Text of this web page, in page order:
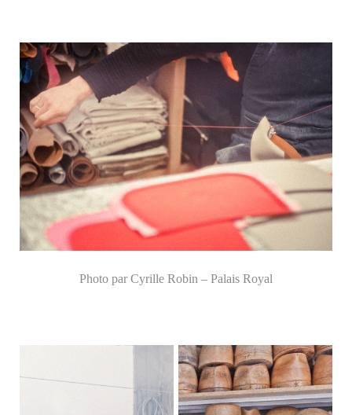
Photo par Cyrille Robin – Palais Royal